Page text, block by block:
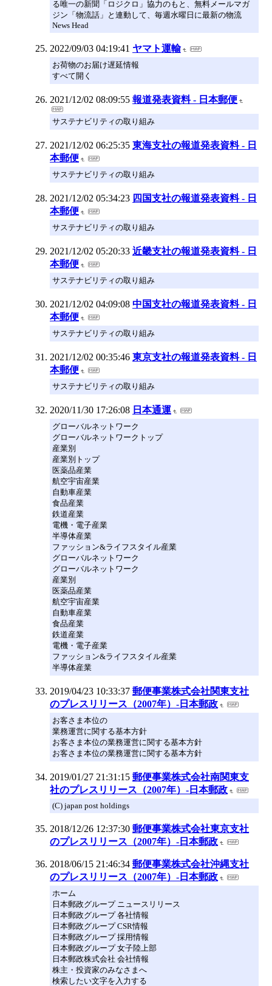
る唯一の新聞「ロジクロ」協力のもと、無料メールマガ
ジン「物流話」と連動して、毎週水曜日に最新の物流
News Head
2022/09/03 04:19:41 ヤマト運輸
お荷物のお届け遅延情報
すべて開く
2021/12/02 08:09:55 報道発表資料 - 日本郵便
サステナビリティの取り組み
2021/12/02 06:25:35 東海支社の報道発表資料 - 日
本郵便
サステナビリティの取り組み
2021/12/02 05:34:23 四国支社の報道発表資料 - 日
本郵便
サステナビリティの取り組み
2021/12/02 05:20:33 近畿支社の報道発表資料 - 日
本郵便
サステナビリティの取り組み
2021/12/02 04:09:08 中国支社の報道発表資料 - 日
本郵便
サステナビリティの取り組み
2021/12/02 00:35:46 東京支社の報道発表資料 - 日
本郵便
サステナビリティの取り組み
2020/11/30 17:26:08 日本通運
グローバルネットワーク
グローバルネットワークトップ
産業別
産業別トップ
医薬品産業
航空宇宙産業
自動車産業
食品産業
鉄道産業
電機・電子産業
半導体産業
ファッション&ライフスタイル産業
グローバルネットワーク
グローバルネットワーク
産業別
医薬品産業
航空宇宙産業
自動車産業
食品産業
鉄道産業
電機・電子産業
ファッション&ライフスタイル産業
半導体産業
2019/04/23 10:33:37 郵便事業株式会社関東支社
のプレスリリース（2007年）‐日本郵政
お客さま本位の
業務運営に関する基本方針
お客さま本位の業務運営に関する基本方針
お客さま本位の業務運営に関する基本方針
2019/01/27 21:31:15 郵便事業株式会社南関東支
社のプレスリリース（2007年）‐日本郵政
(C) japan post holdings
2018/12/26 12:37:30 郵便事業株式会社東京支社
のプレスリリース（2007年）‐日本郵政
2018/06/15 21:46:34 郵便事業株式会社沖縄支社
のプレスリリース（2007年）‐日本郵政
ホーム
日本郵政グループ ニュースリリース
日本郵政グループ 各社情報
日本郵政グループ CSR情報
日本郵政グループ 採用情報
日本郵政グループ 女子陸上部
日本郵政株式会社 会社情報
株主・投資家のみなさまへ
検索したい文字を入力する